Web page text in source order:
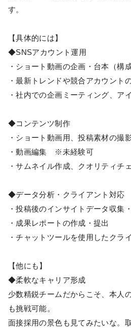
す。
【具体的には】
◆SNSアカウント運用
・ショート動画の企画・台本（構
・最新トレンドや競合アカウント
・社内での企画ミーティング、ア
◆コンテンツ制作
・ショート動画用、投稿素材の撮
・動画編集 ※未経験可
・サムネイル作成、クオリティチ
◆データ分析・クライアント対応
・投稿後のインサイトデータ収集
・成果レポートの作成・提出
・チャットツールを使用したクラ
【他にも】
◆柔軟なキャリア形成
少数精鋭チームだからこそ、本人
も挑戦可能。
面接採用の景色も見てみたいな。